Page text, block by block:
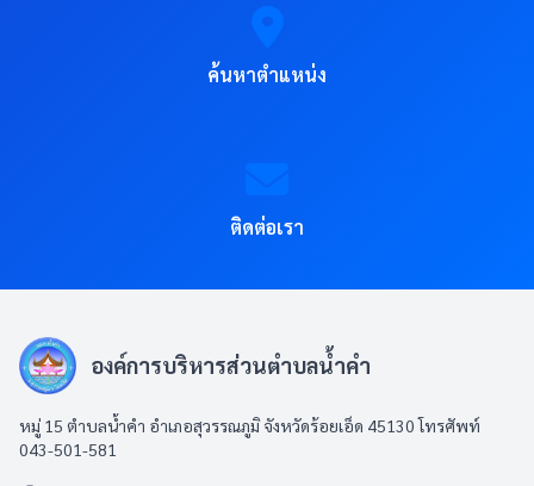
ค้นหาตำแหน่ง
ติดต่อเรา
องค์การบริหารส่วนตำบลน้ำคำ
หมู่ 15 ตำบลน้ำคำ อำเภอสุวรรณภูมิ จังหวัดร้อยเอ็ด 45130 โทรศัพท์
043-501-581